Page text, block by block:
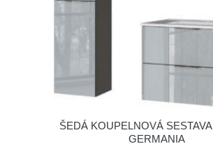
ŠEDÁ KOUPELNOVÁ
GERMANIA